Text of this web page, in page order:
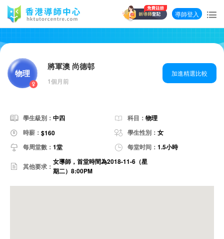
導師登入
物理
將軍澳 尚德邨
1個月前
加進精選比較
學生級別： 中四 科目： 物理
時薪： $160 學生性別： 女
每周堂數： 1堂 每堂时间： 1.5小時
其他要求：
女導師，首堂時間為2018-11-6（星
期二）8:00PM